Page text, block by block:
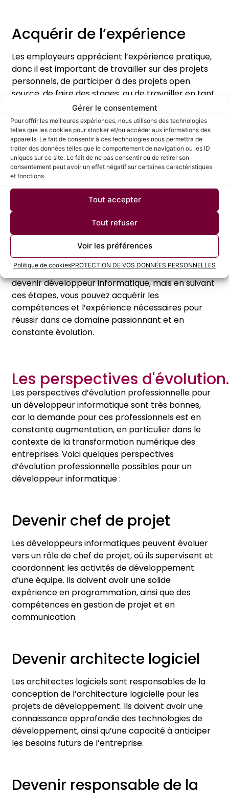
Gérer le consentement
Pour offrir les meilleures expériences, nous utilisons des technologies
telles que les cookies pour stocker et/ou accéder aux informations des
appareils. Le fait de consentir à ces technologies nous permettra de
traiter des données telles que le comportement de navigation ou les ID
uniques sur ce site. Le fait de ne pas consentir ou de retirer son
consentement peut avoir un effet négatif sur certaines caractéristiques
et fonctions.
Tout accepter
Tout refuser
Voir les préférences
Politique de cookiesPROTECTION DE VOS DONNÉES PERSONNELLES
Acquérir de l’expérience
Les employeurs apprécient l’expérience pratique,
donc il est important de travailler sur des projets
personnels, de participer à des projets open
source, de faire des stages, ou de travailler en tant
que développeur junior pour acquérir de
l’expérience.
Continuer à apprendre
La technologie évolue rapidement, il est donc
important de rester à jour avec les dernières
tendances et les nouvelles technologies en
continuant à apprendre tout au long de sa
carrière.
En résumé, il n’y a pas de chemin unique pour
devenir développeur informatique, mais en suivant
ces étapes, vous pouvez acquérir les
compétences et l’expérience nécessaires pour
réussir dans ce domaine passionnant et en
constante évolution.
Les perspectives d'évolution.
Les perspectives d’évolution professionnelle pour
un développeur informatique sont très bonnes,
car la demande pour ces professionnels est en
constante augmentation, en particulier dans le
contexte de la transformation numérique des
entreprises. Voici quelques perspectives
d’évolution professionnelle possibles pour un
développeur informatique :
Devenir chef de projet
Les développeurs informatiques peuvent évoluer
vers un rôle de chef de projet, où ils supervisent et
coordonnent les activités de développement
d’une équipe. Ils doivent avoir une solide
expérience en programmation, ainsi que des
compétences en gestion de projet et en
communication.
Devenir architecte logiciel
Les architectes logiciels sont responsables de la
conception de l’architecture logicielle pour les
projets de développement. Ils doivent avoir une
connaissance approfondie des technologies de
développement, ainsi qu’une capacité à anticiper
les besoins futurs de l’entreprise.
Devenir responsable de la